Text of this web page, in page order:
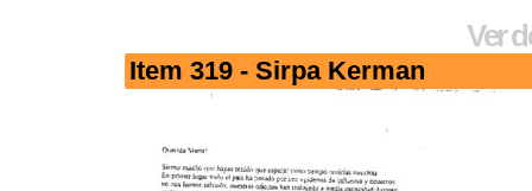
Ver
Item 319 - Sirpa Kerman